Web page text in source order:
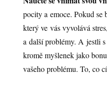
pocity a emoce. Pokud se
který ve vás vyvolává
a další problémy. A jestli s
kromě myšlenek jako
vašeho problému. To, co